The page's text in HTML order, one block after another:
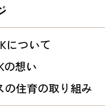
について
の想い
の住育の取り組み